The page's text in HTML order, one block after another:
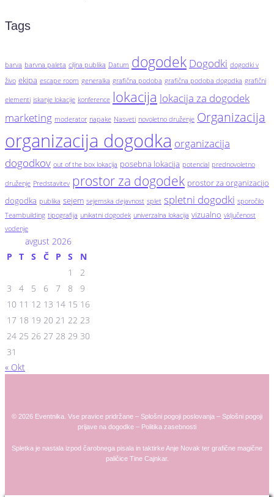
Tags
barva barvna paleta ciljna publika Datum dogodek Dogodki dogodki v
živo ekipa escape room generalka grafična podoba grafična podoba dogodka grafični
elementi iskanje lokacije konference lokacija lokacija za dogodek
marketing moderator napake Nasveti novoletno druženje Organizacija
organizacija dogodka organizacija
dogodkov out of the box lokacija posebna lokacija potencial prednovoletno
druženje Predstavitev prostor za dogodek prostor za organizacijo
dogodka publika sejem sejemska dejavnost splet spletni dogodki sporočilo
Teambuilding tipografija unikatni dogodek univerzalna lokacija vizualno vključenost
vodenje
avgust 2026
P
T S Č P S
N
1
2
3
4 5 6 7 8
9
10 11 12 13 14 15 16
17 18 19 20 21 22 23
24 25 26 27 28 29 30
31
« Okt
© 2026 Eventnika. Vse pravice pridržane – Splošni pogoji poslovanja – Splošni pogoji
prijave na dogodke – Politika zasebnosti
Spletka je nastala izpod čarobnega pisala in taktirkeAnje Novak ter grafične magične
paličice Tine Cajnkar.